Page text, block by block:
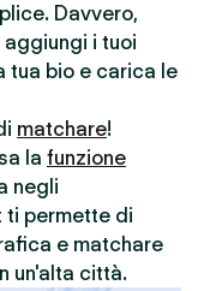
Davvero,
aggiungi i tuoi
tua bio e carica le
matchare!
la funzione
negli
ti permette di
e matchare
un'alta città.